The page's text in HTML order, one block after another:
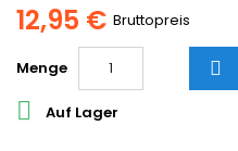
12,95 € Bruttopreis
Menge 
 Auf Lager